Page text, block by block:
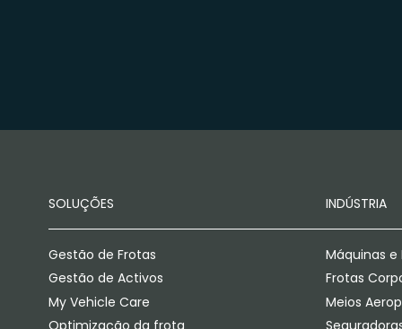
SOLUÇÕES
Gestão de Frotas
Gestão de Activos
My Vehicle Care
INDÚSTRIA
Máquinas
Frotas
Meios